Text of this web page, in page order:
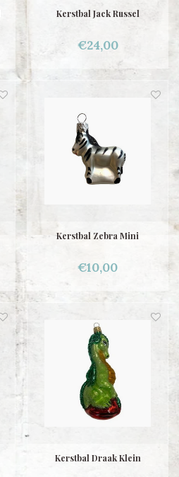
Kerstbal Jack Russel
€24,00
Kerstbal Zebra Mini
€10,00
Kerstbal Draak Klein